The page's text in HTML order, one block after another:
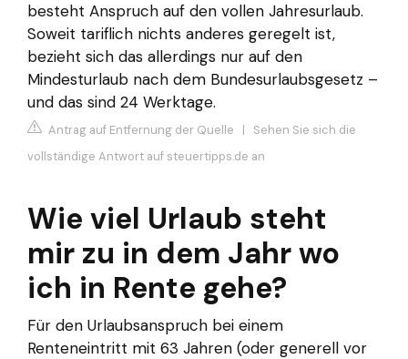
besteht Anspruch auf den vollen Jahresurlaub.
Soweit tariflich nichts anderes geregelt ist,
bezieht sich das allerdings nur auf den
Mindesturlaub nach dem Bundesurlaubsgesetz –
und das sind 24 Werktage.
Antrag auf Entfernung der Quelle | Sehen Sie sich die
vollständige Antwort auf steuertipps.de an
Wie viel Urlaub steht
mir zu in dem Jahr wo
ich in Rente gehe?
Für den Urlaubsanspruch bei einem
Renteneintritt mit 63 Jahren (oder generell vor